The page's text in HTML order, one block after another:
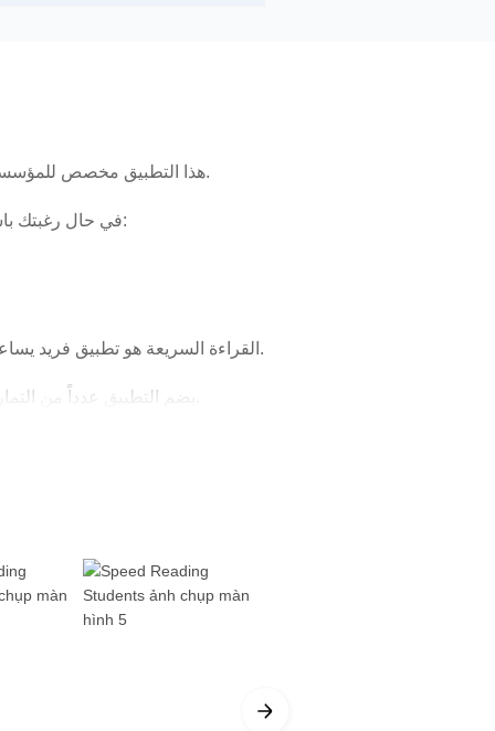
هذا التطبيق مخصص للمؤسسات التعليمية ، ويمكنك الحصول على معلومات الدخول لحسابك من خلال المؤسسة التعليمية التي تنتمي إليها.
في حال رغبتك باستخدام تطبيق القراءة السريعة بشكل فردي ، فنرجو تحميل نسخة القراءة السريعة للأفراد عبر الرابط التالي:
القراءة السريعة هو تطبيق فريد يساعد القارئ العربي على تعلم مهارات القراءة السريعة عبر تحسين سرعة القراءة مع المحافظة على الاستيعاب.
معظمنا يقرأ بسرعة ما بين 150 إلى 250 كلمة في الدقيقة ، بينما تتيح القراءة السريعة إمكانية الوصول إلى 1000 وحتى 1700 كلمة في الدقيقة.